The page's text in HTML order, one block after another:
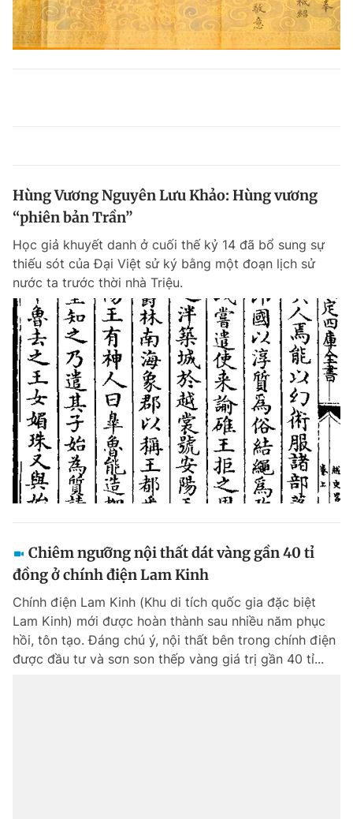
Hùng Vương Nguyên Lưu Khảo: Hùng vương
“phiên bản Trần”
Học giả khuyết danh ở cuối thế kỷ 14 đã bổ sung sự
thiếu sót của Đại Việt sử ký bằng một đoạn lịch sử
nước ta trước thời nhà Triệu.
Chiêm ngưỡng nội thất dát vàng gần 40 tỉ
đồng ở chính điện Lam Kinh
Chính điện Lam Kinh (Khu di tích quốc gia đặc biệt
Lam Kinh) mới được hoàn thành sau nhiều năm phục
hồi, tôn tạo. Đáng chú ý, nội thất bên trong chính điện
được đầu tư và sơn son thếp vàng giá trị gần 40 tỉ...